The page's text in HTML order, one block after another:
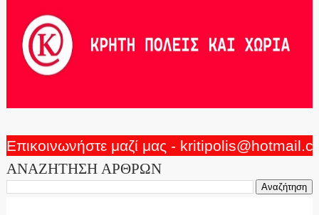
Επικοινωνήστε μαζί μας -
ΑΝΑΖΗΤΗΣΗ ΑΡΘΡΩΝ